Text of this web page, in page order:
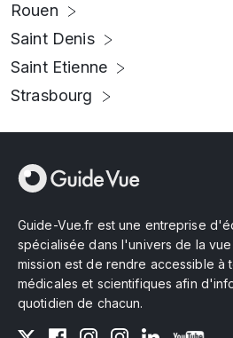
Rouen
Saint Denis
Saint Etienne
Strasbourg
Guide-Vue.fr est une entreprise
spécialisée dans l'univers de la
mission est de rendre accessible à
médicales et scientifiques afin
quotidien de chacun.